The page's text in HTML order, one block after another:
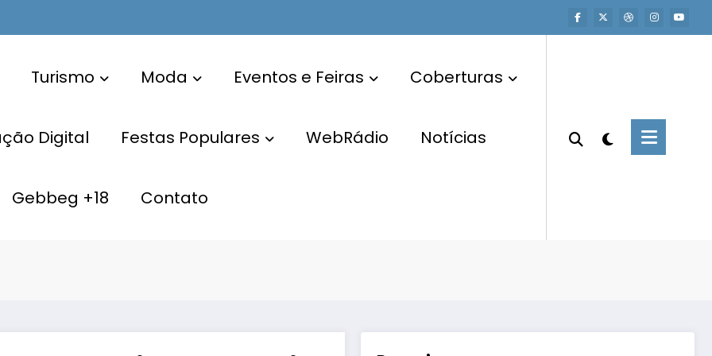
Turismo Moda Eventos e Feiras Coberturas
Digital Festas Populares WebRádio Notícias
Gebbeg +18 Contato